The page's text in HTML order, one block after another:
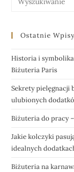
Ostatnie Wpisy
Historia i
Biżuteria Paris
Sekrety pielęgnacji
ulubionych
Biżuteria do pracy
Jakie kolczyki
idealnych
Biżuteria na